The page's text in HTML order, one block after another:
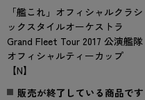
「艦これ」オフィシャルクラシ
ックスタイルオーケストラ
Grand Fleet Tour 2017 公演艦隊
オフィシャルティーカップ
【N】
販売が終了している商品です